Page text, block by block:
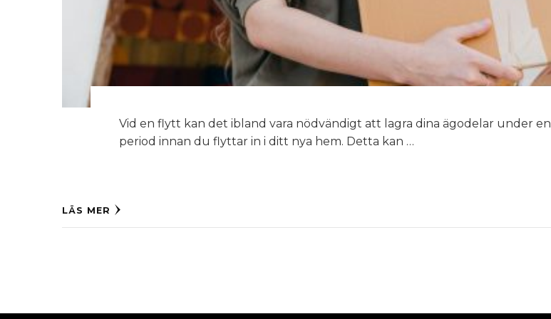
Vid en flytt kan det ibland vara nödvändigt att lagra dina ägodelar under en
period innan du flyttar in i ditt nya hem. Detta kan …
LÄS MER